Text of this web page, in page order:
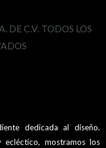
DE C.V. TODOS LOS
dedicada al diseño.
mostramos los